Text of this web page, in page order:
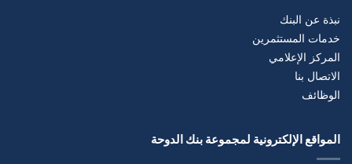
نبذة عن البنك
خدمات المستثمرين
المركز الإعلامي
الاتصال بنا
الوظائف
المواقع الإلكترونية لمجموعة بنك الدوحة